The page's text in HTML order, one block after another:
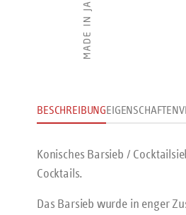
BESCHREIBUNGEIGENSCHAFTEN
Konisches Barsieb /
Cocktails.
Das Barsieb wurde in enger